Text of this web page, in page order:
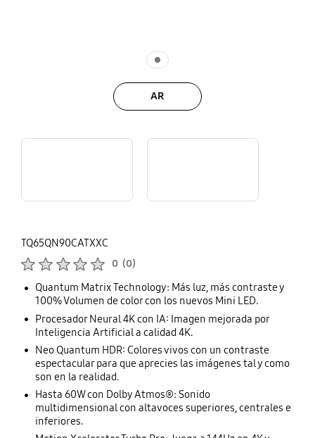
AR
TQ65QN90CATXXC
0 (0)
Quantum Matrix Technology: Más luz, más contraste y
100% Volumen de color con los nuevos Mini LED.
Procesador Neural 4K con IA: Imagen mejorada por
Inteligencia Artificial a calidad 4K.
Neo Quantum HDR: Colores vivos con un contraste
espectacular para que aprecies las imágenes tal y como
son en la realidad.
Hasta 60W con Dolby Atmos®: Sonido
multidimensional con altavoces superiores, centrales e
inferiores.